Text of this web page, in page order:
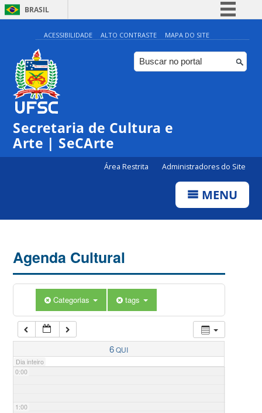
BRASIL
Simplifique!
Comunica BR
Participe
ACESSIBILIDADE ALTO CONTRASTE MAPA DO SITE
Secretaria de Cultura e
Arte | SeCArte
Área Restrita Administradores do Site
MENU
Agenda Cultural
Categorias tags
6QUI
Dia inteiro
0:00
1:00